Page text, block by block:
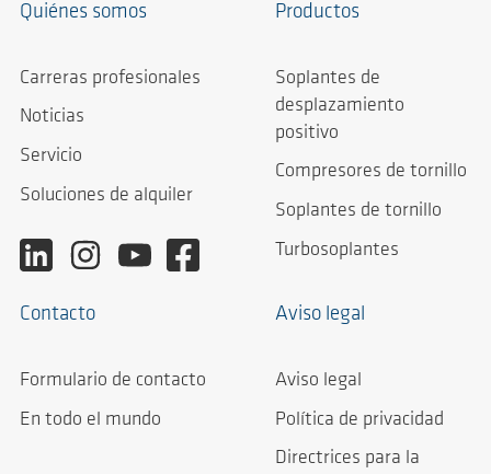
Quiénes somos
Carreras profesionales
Noticias
Servicio
Soluciones de alquiler
Productos
Soplantes de
desplazamiento
positivo
Compresores de tornillo
Soplantes de tornillo
Turbosoplantes
Contacto
Formulario de contacto
En todo el mundo
Aviso legal
Aviso legal
Política de privacidad
Directrices para la